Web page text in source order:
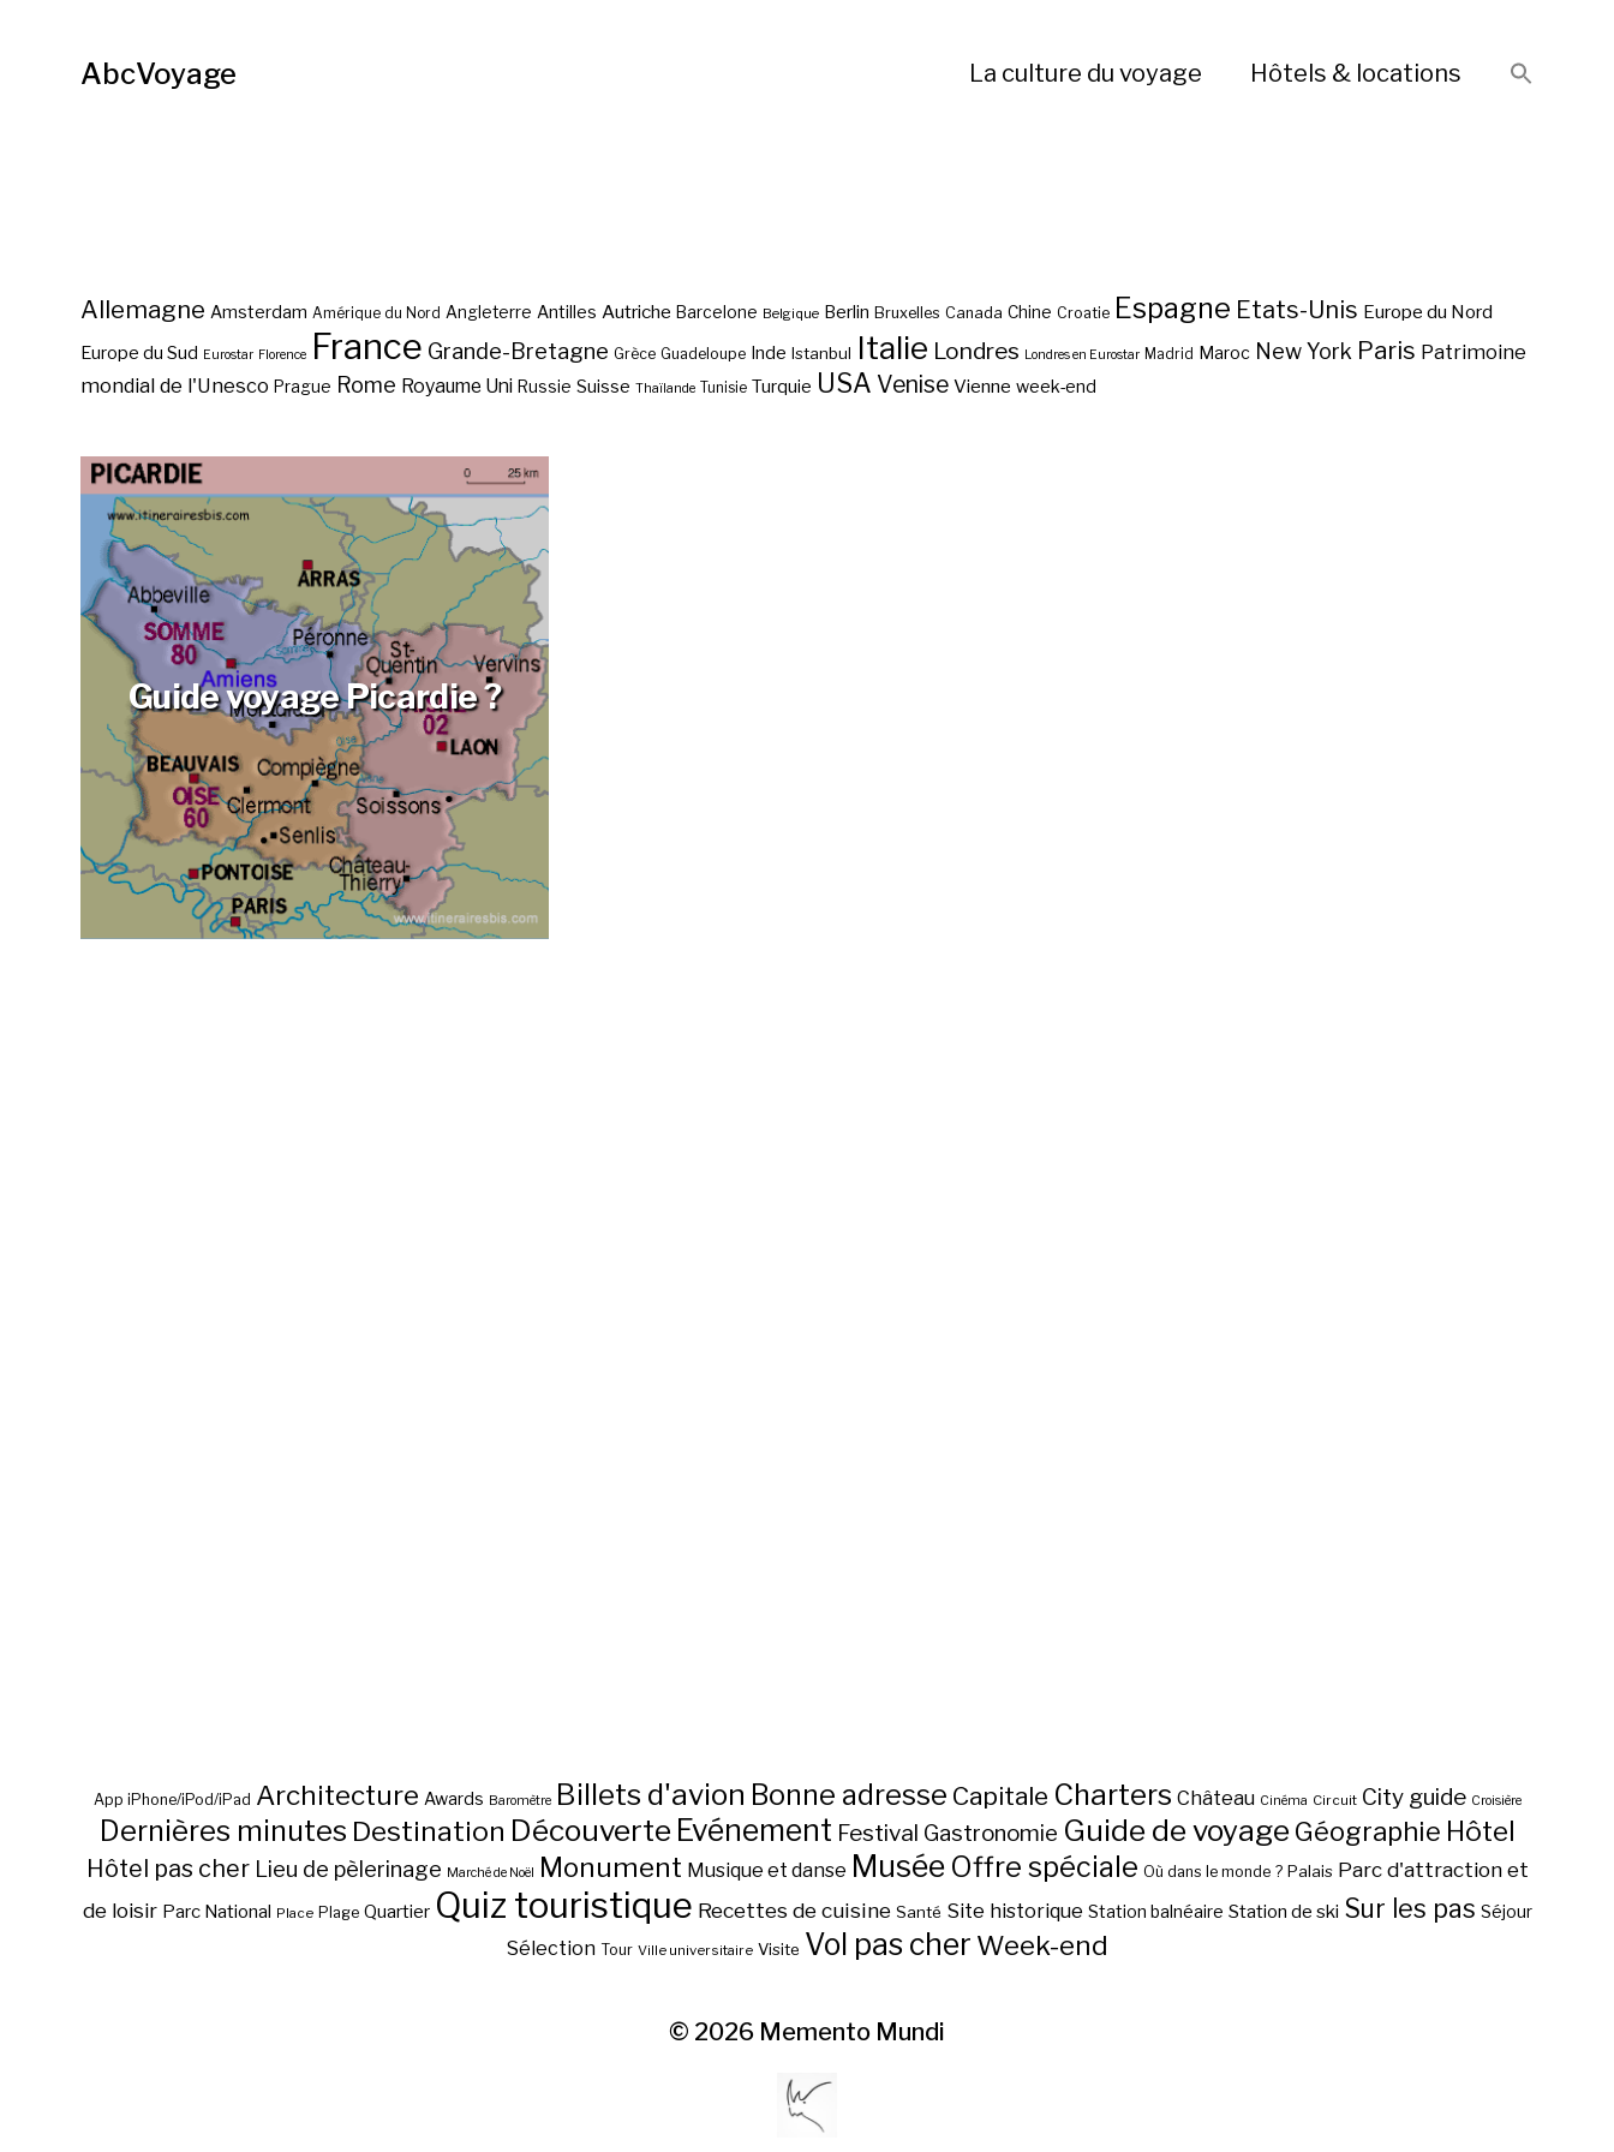
AbcVoyage La culture du voyage Hôtels & locations
Allemagne Amsterdam Amérique du Nord Angleterre Antilles Autriche Barcelone Belgique Berlin Bruxelles Canada Chine Croatie Espagne Etats-Unis Europe du Nord
Europe du Sud Eurostar Florence France Grande-Bretagne Grèce Guadeloupe Inde Istanbul Italie Londres Londres en Eurostar Madrid Maroc New York Paris Patrimoine
mondial de l'Unesco Prague Rome Royaume Uni Russie Suisse Thaïlande Tunisie Turquie USA Venise Vienne week-end
Guide voyage Picardie ?
App iPhone/iPod/iPad Architecture Awards Baromètre Billets d'avion Bonne adresse Capitale Charters Château Cinéma Circuit City guide Croisière
Dernières minutes Destination Découverte Evénement Festival Gastronomie Guide de voyage Géographie Hôtel
Hôtel pas cher Lieu de pèlerinage Marché de Noël Monument Musique et danse Musée Offre spéciale Où dans le monde ? Palais Parc d'attraction et
de loisir Parc National Place Plage Quartier Quiz touristique Recettes de cuisine Santé Site historique Station balnéaire Station de ski Sur les pas Séjour
Sélection Tour Ville universitaire Visite Vol pas cher Week-end
© 2026 Memento Mundi